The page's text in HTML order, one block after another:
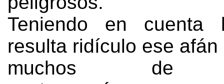
Teniendo en cuenta
resulta ridículo ese
muchos de